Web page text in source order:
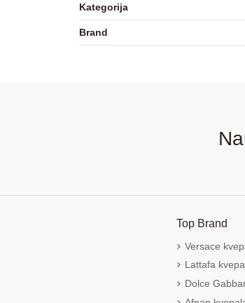
Kategorija
Brand
Top Brand
Versace
Lattafa
Dolce